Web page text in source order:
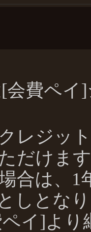
会費ペ
レジッ
だけま
合は、
しとな
イ]よ